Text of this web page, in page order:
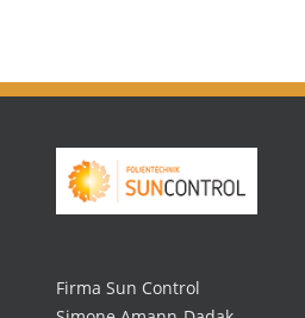
Firma Sun Control